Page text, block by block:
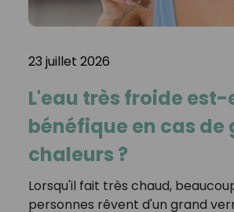
23 juillet 2026
L'eau très froide est-
bénéfique en cas de
chaleurs ?
Lorsqu'il fait très chaud,
personnes rêvent d'un grand